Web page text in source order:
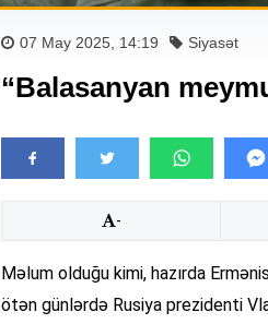
07 May 2025, 14:19 Siyasət
“Balasanyan
-
Məlum olduğu kimi, hazırda
ötən günlərdə Rusiya prezidenti